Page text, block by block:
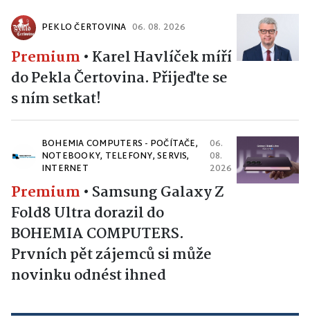
PEKLO ČERTOVINA 06. 08. 2026
Premium • Karel Havlíček míří
do Pekla Čertovina. Přijeďte se
s ním setkat!
BOHEMIA COMPUTERS - POČÍTAČE,
NOTEBOOKY, TELEFONY, SERVIS,
INTERNET
06.
08.
2026
Premium • Samsung Galaxy Z
Fold8 Ultra dorazil do
BOHEMIA COMPUTERS.
Prvních pět zájemců si může
novinku odnést ihned